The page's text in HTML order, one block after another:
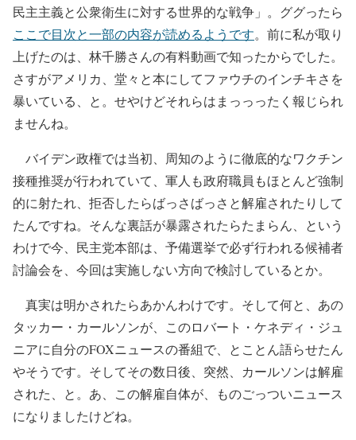
民主主義と公衆衛生に対する世界的な戦争」。ググったら
ここで目次と一部の内容が読めるようです。前に私が取り
上げたのは、林千勝さんの有料動画で知ったからでした。
さすがアメリカ、堂々と本にしてファウチのインチキさを
暴いている、と。せやけどそれらはまっっったく報じられ
ませんね。
バイデン政権では当初、周知のように徹底的なワクチン
接種推奨が行われていて、軍人も政府職員もほとんど強制
的に射たれ、拒否したらばっさばっさと解雇されたりして
たんですね。そんな裏話が暴露されたらたまらん、という
わけで今、民主党本部は、予備選挙で必ず行われる候補者
討論会を、今回は実施しない方向で検討しているとか。
真実は明かされたらあかんわけです。そして何と、あの
タッカー・カールソンが、このロバート・ケネディ・ジュ
ニアに自分のFOXニュースの番組で、とことん語らせたん
やそうです。そしてその数日後、突然、カールソンは解雇
された、と。あ、この解雇自体が、ものごっついニュース
になりましたけどね。